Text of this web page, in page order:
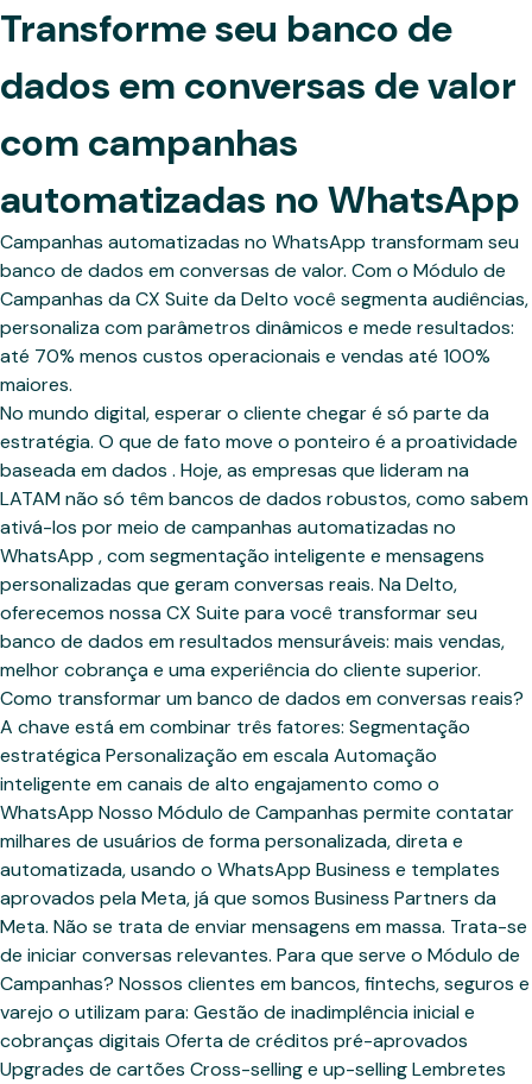
Transforme seu banco de
dados em conversas de valor
com campanhas
automatizadas no WhatsApp
Campanhas automatizadas no WhatsApp transformam seu
banco de dados em conversas de valor. Com o Módulo de
Campanhas da CX Suite da Delto você segmenta audiências,
personaliza com parâmetros dinâmicos e mede resultados:
até 70% menos custos operacionais e vendas até 100%
maiores.
No mundo digital, esperar o cliente chegar é só parte da
estratégia. O que de fato move o ponteiro é a proatividade
baseada em dados . Hoje, as empresas que lideram na
LATAM não só têm bancos de dados robustos, como sabem
ativá-los por meio de campanhas automatizadas no
WhatsApp , com segmentação inteligente e mensagens
personalizadas que geram conversas reais. Na Delto,
oferecemos nossa CX Suite para você transformar seu
banco de dados em resultados mensuráveis: mais vendas,
melhor cobrança e uma experiência do cliente superior.
Como transformar um banco de dados em conversas reais?
A chave está em combinar três fatores: Segmentação
estratégica Personalização em escala Automação
inteligente em canais de alto engajamento como o
WhatsApp Nosso Módulo de Campanhas permite contatar
milhares de usuários de forma personalizada, direta e
automatizada, usando o WhatsApp Business e templates
aprovados pela Meta, já que somos Business Partners da
Meta. Não se trata de enviar mensagens em massa. Trata-se
de iniciar conversas relevantes. Para que serve o Módulo de
Campanhas? Nossos clientes em bancos, fintechs, seguros e
varejo o utilizam para: Gestão de inadimplência inicial e
cobranças digitais Oferta de créditos pré-aprovados
Upgrades de cartões Cross-selling e up-selling Lembretes